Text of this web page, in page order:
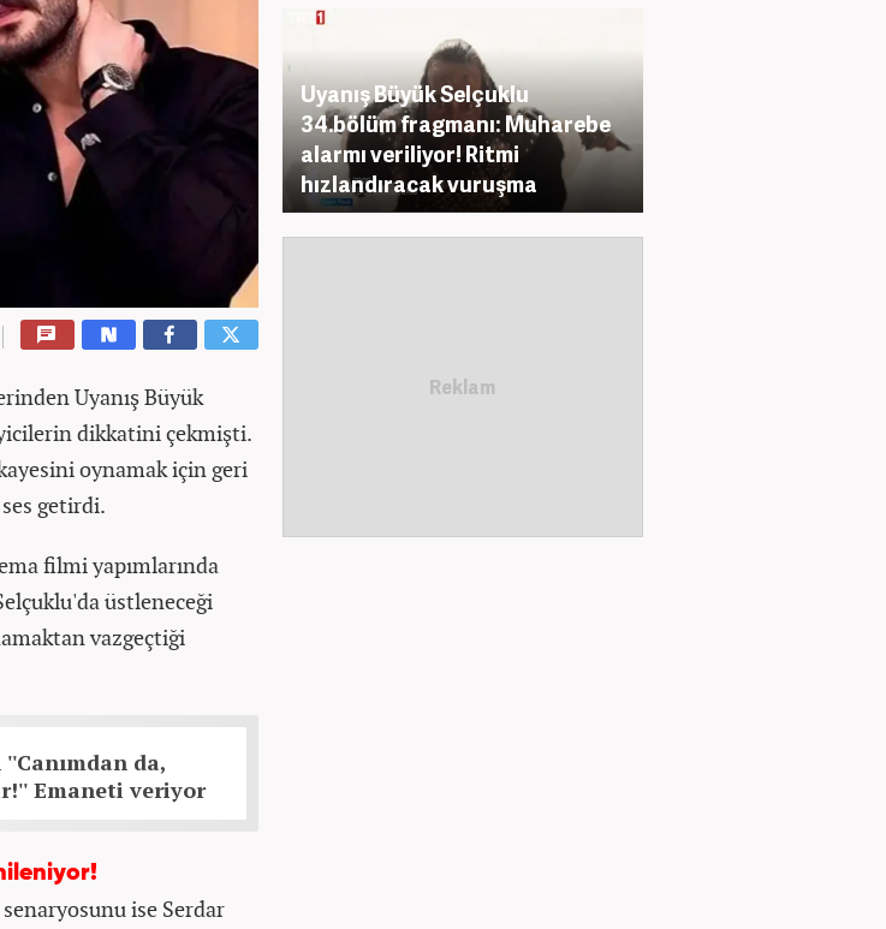
Uyanış Büyük
dikkatini çekmişti.
oynamak için geri
getirdi.
filmi yapımlarında
üstleneceği
vazgeçtiği
da,
Emaneti veriyor
ise Serdar
Uyanış Büyük Selçuklu
34.bölüm fragmanı: Muharebe
alarmı veriliyor! Ritmi
hızlandıracak vuruşma